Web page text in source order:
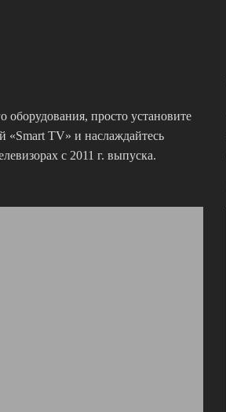
оборудования, просто установите
«Smart TV» и наслаждайтесь
с 2011 г. выпуска.